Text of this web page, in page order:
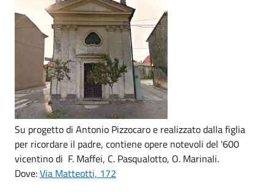
Su progetto di Antonio Pizzocaro e realizzato dalla figlia
per ricordare il padre, contiene opere notevoli del '600
vicentino di F. Maffei, C. Pasqualotto, O. Marinali.
Dove:Via Matteotti, 172